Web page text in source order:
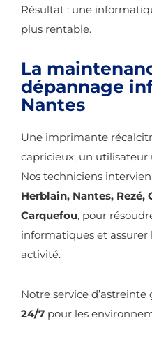
Résultat : une
plus rentable.
La
dépannage
Nantes
Une imprimante
capricieux, un
Nos techniciens
Herblain, Nantes,
Carquefou, pour
informatiques et
activité.
Notre service
24/7 pour les